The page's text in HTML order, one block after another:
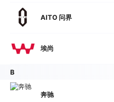
AITO 问界
埃尚
B
奔驰